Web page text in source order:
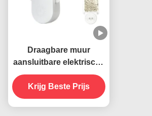
Draagbare muur
aansluitbare elektrische
395 NM UV muggen
doden lamp vliegende
insecten vanger
Krijg Beste Prijs